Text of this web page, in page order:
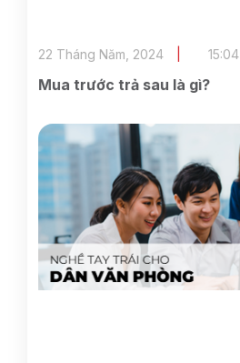
Mua trước trả sau là gì?
22 Tháng Năm, 2024 15:04